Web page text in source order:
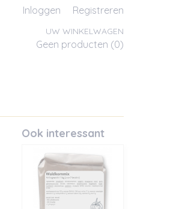
Inloggen Registreren
UW WINKELWAGEN
Geen producten (0)
Ook interessant